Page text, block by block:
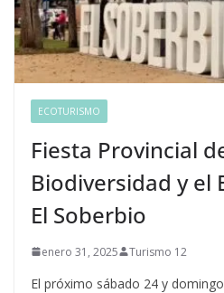
ECOTURISMO
Fiesta Provincial
Biodiversidad y el
El Soberbio
enero 31, 2025 Turismo 12
El próximo sábado 24 y